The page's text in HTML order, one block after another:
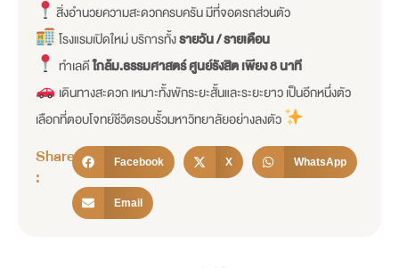
สิ่งอำนวยความสะดวกครบครัน มีที่จอดรถส่วนตัว
โรงแรมเปิดใหม่ บริการทั้งรายวัน / รายเดือน
ทำเลดีใกล้ม.ธรรมศาสตร์ ศูนย์รังสิต เพียง 8 นาที
เดินทางสะดวก เหมาะทั้งพักระยะสั้นและระยะยาว เป็นอีกหนึ่งตัว
เลือกที่ตอบโจทย์ชีวิตรอบรั้วมหาวิทยาลัยอย่างลงตัว
Share
:
Facebook X WhatsApp
Email